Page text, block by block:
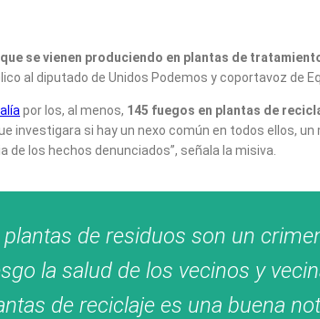
se vienen produciendo en plantas de
al diputado de Unidos Podemos y coportavoz de
por los, al menos, 145 fuegos en plantas de
investigara si hay un nexo común en todos ellos, un
los hechos denunciados”, señala la misiva.
de residuos son un
la salud de los vecinos y
de reciclaje es una buena